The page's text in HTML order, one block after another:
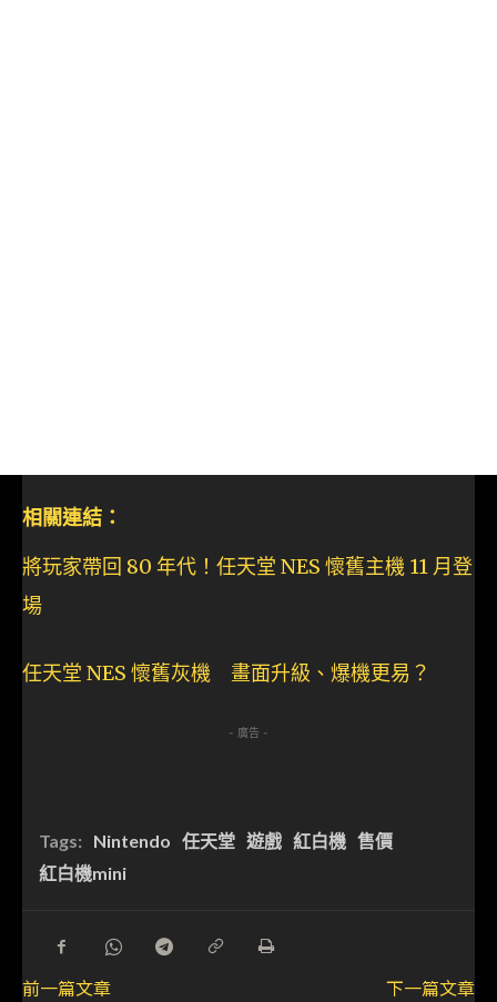
相關連結：
將玩家帶回 80 年代！任天堂 NES 懷舊主機 11 月登
場
任天堂 NES 懷舊灰機 畫面升級、爆機更易？
- 廣告 -
Tags: Nintendo 任天堂 遊戲 紅白機 售價
紅白機mini
前一篇文章
下一篇文章